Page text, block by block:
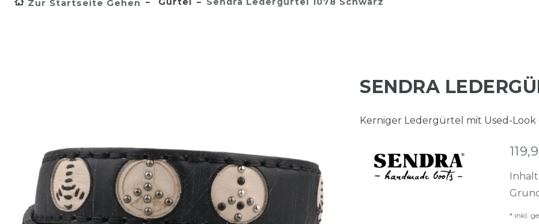
Zur Startseite Gehen
SENDRA
Kerniger Ledergürtel mit Used-
* inkl.